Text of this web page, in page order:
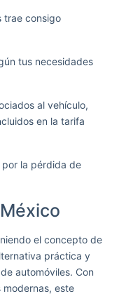
trae consigo
tus necesidades
al vehículo,
en la tarifa
la pérdida de
el concepto de
práctica y
automóviles. Con
este